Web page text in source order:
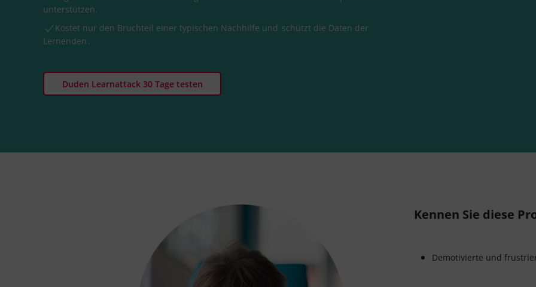
unterstützen.
Kostet nur den Bruchteil einer typischen Nachhilfe und schützt die Daten der
Lernenden .
Duden Learnattack 30 Tage testen
Kennen Sie diese
Demotivierte und